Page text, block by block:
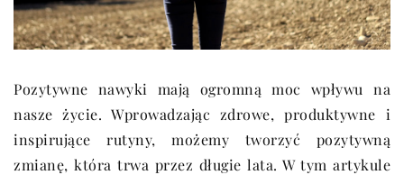
Pozytywne nawyki mają ogromną moc wpływu na
nasze życie. Wprowadzając zdrowe, produktywne i
inspirujące rutyny, możemy tworzyć pozytywną
zmianę, która trwa przez długie lata. W tym artykule